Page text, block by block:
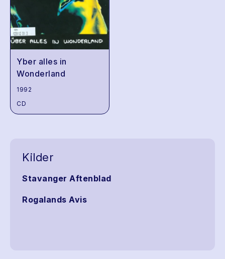
Yber alles in
Wonderland
1992
CD
Kilder
Stavanger Aftenblad
Rogalands Avis